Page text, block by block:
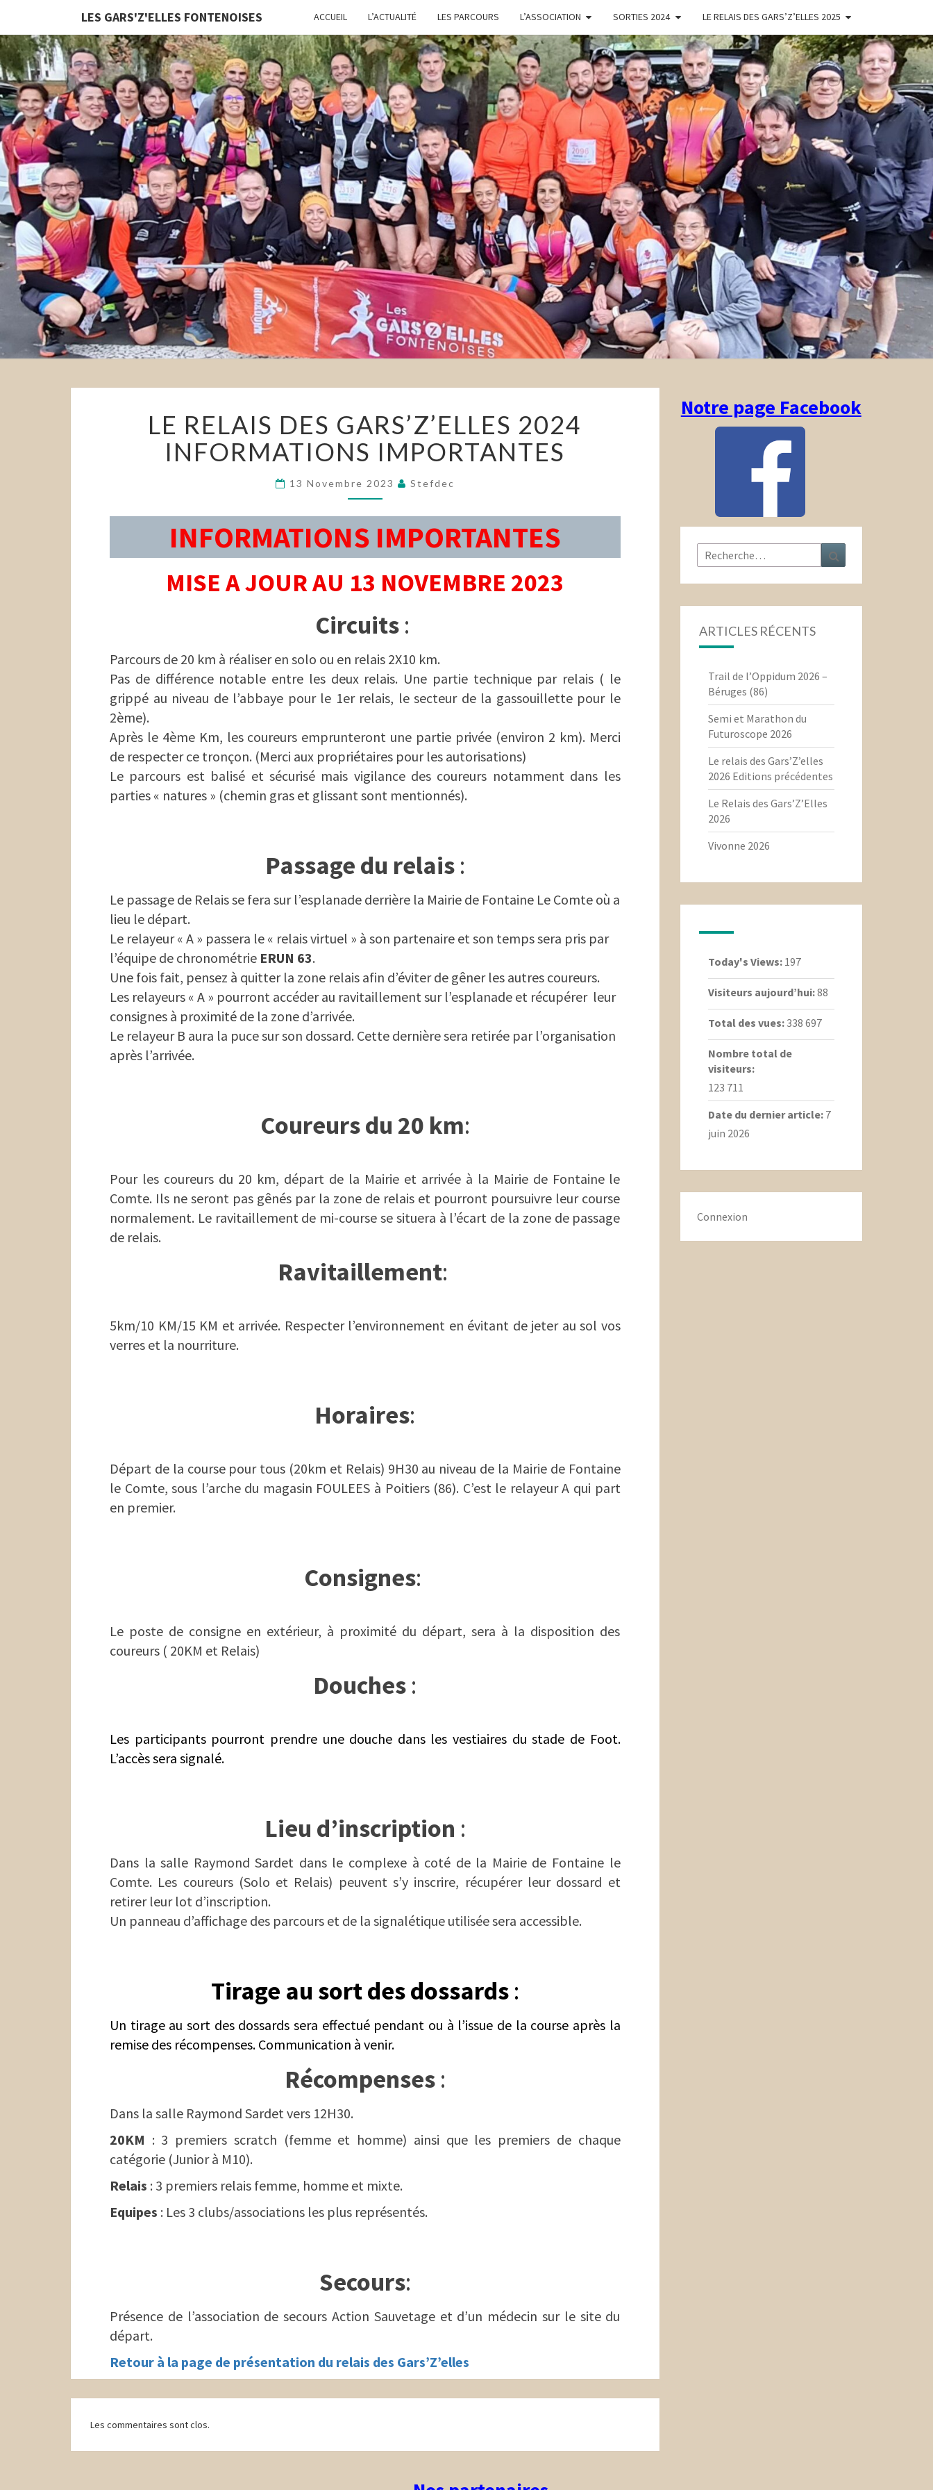
LES GARS'Z'ELLES FONTENOISES ACCUEIL L’ACTUALITÉ LES PARCOURS L’ASSOCIATION SORTIES 2024 LE RELAIS DES GARS’Z’ELLES 2025
LES
GARS'Z'ELLES
FONTENOISES
RELAIS
DES
GARS’Z’ELLES
2024
IMPORTANTES
LE RELAIS DES GARS’Z’ELLES 2024
INFORMATIONS IMPORTANTES
13 Novembre 2023 Stefdec
INFORMATIONS IMPORTANTES
MISE A JOUR AU 13 NOVEMBRE 2023
Circuits :
Parcours de 20 km à réaliser en solo ou en relais 2X10 km.
Pas de différence notable entre les deux relais. Une partie technique par relais ( le
grippé au niveau de l’abbaye pour le 1er relais, le secteur de la gassouillette pour le
2ème).
Après le 4ème Km, les coureurs emprunteront une partie privée (environ 2 km). Merci
de respecter ce tronçon. (Merci aux propriétaires pour les autorisations)
Le parcours est balisé et sécurisé mais vigilance des coureurs notamment dans les
parties « natures » (chemin gras et glissant sont mentionnés).
Passage du relais:
Le passage de Relais se fera sur l’esplanade derrière la Mairie de Fontaine Le Comte où a
lieu le départ.
Le relayeur « A » passera le « relais virtuel » à son partenaire et son temps sera pris par
l’équipe de chronométrie ERUN 63.
Une fois fait, pensez à quitter la zone relais afin d’éviter de gêner les autres coureurs.
Les relayeurs « A » pourront accéder au ravitaillement sur l’esplanade et récupérer leur
consignes à proximité de la zone d’arrivée.
Le relayeur B aura la puce sur son dossard. Cette dernière sera retirée par l’organisation
après l’arrivée.
Coureurs du 20 km:
Pour les coureurs du 20 km, départ de la Mairie et arrivée à la Mairie de Fontaine le
Comte. Ils ne seront pas gênés par la zone de relais et pourront poursuivre leur course
normalement. Le ravitaillement de mi-course se situera à l’écart de la zone de passage
de relais.
Ravitaillement:
5km/10 KM/15 KM et arrivée. Respecter l’environnement en évitant de jeter au sol vos
verres et la nourriture.
Horaires:
Départ de la course pour tous (20km et Relais) 9H30 au niveau de la Mairie de Fontaine
le Comte, sous l’arche du magasin FOULEES à Poitiers (86). C’est le relayeur A qui part
en premier.
Consignes:
Le poste de consigne en extérieur, à proximité du départ, sera à la disposition des
coureurs ( 20KM et Relais)
Douches :
Les participants pourront prendre une douche dans les vestiaires du stade de Foot.
L’accès sera signalé.
Lieu d’inscription :
Dans la salle Raymond Sardet dans le complexe à coté de la Mairie de Fontaine le
Comte. Les coureurs (Solo et Relais) peuvent s’y inscrire, récupérer leur dossard et
retirer leur lot d’inscription.
Un panneau d’affichage des parcours et de la signalétique utilisée sera accessible.
Tirage au sort des dossards:
Un tirage au sort des dossards sera effectué pendant ou à l’issue de la course après la
remise des récompenses. Communication à venir.
Récompenses:
Dans la salle Raymond Sardet vers 12H30.
20KM : 3 premiers scratch (femme et homme) ainsi que les premiers de chaque
catégorie (Junior à M10).
Relais : 3 premiers relais femme, homme et mixte.
Equipes : Les 3 clubs/associations les plus représentés.
Secours:
Présence de l’association de secours Action Sauvetage et d’un médecin sur le site du
départ.
Retour à la page de présentation du relais des Gars’Z’elles
d'article
Les commentaires sont clos.
Notre page Facebook
Rechercher :
ARTICLES RÉCENTS
Trail de l’Oppidum 2026 –
Béruges (86)
Semi et Marathon du
Futuroscope 2026
Le relais des Gars’Z’elles
2026 Editions précédentes
Le Relais des Gars’Z’Elles
2026
Vivonne 2026
Today's Views: 197
Visiteurs aujourd’hui:88
Total des vues: 338 697
Nombre total de
visiteurs:
123 711
Date du dernier article: 7
juin 2026
Connexion